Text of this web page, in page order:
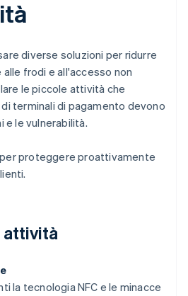
diverse soluzioni per ridurre
frodi e all'accesso non
le piccole attività che
terminali di pagamento devono
e le vulnerabilità.
proteggere proattivamente
attività
la tecnologia NFC e le minacce